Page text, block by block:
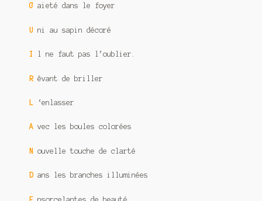
G aieté dans le foyer
U ni au sapin décoré
I l ne faut pas l’oublier.
R êvant de briller
L ‘enlasser
A vec les boules colorées
N ouvelle touche de clarté
D ans les branches illuminées
E nsorcelantes de beauté.